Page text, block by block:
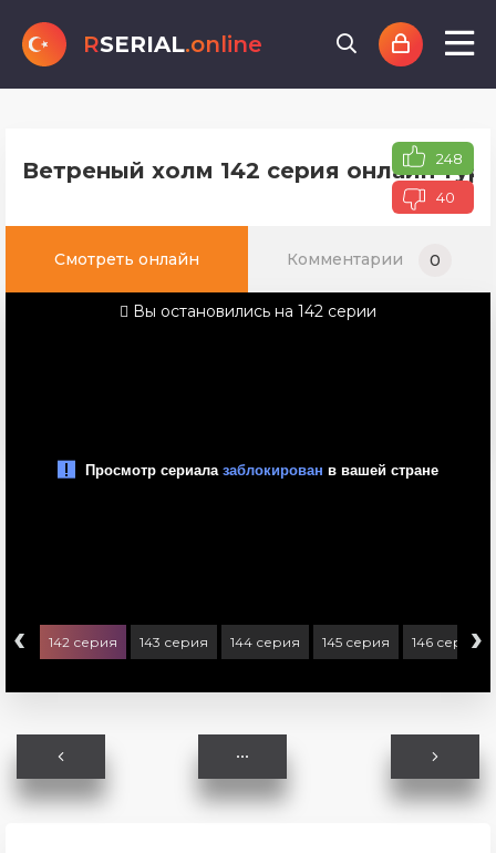
RSERIAL.online
Ветреный холм 142 серия онлайн 248
40
Смотреть онлайн Комментарии 0
Вы остановились на 142 серии
‹ 142 серия 143 серия 144 серия 145 серия 146 серия
›